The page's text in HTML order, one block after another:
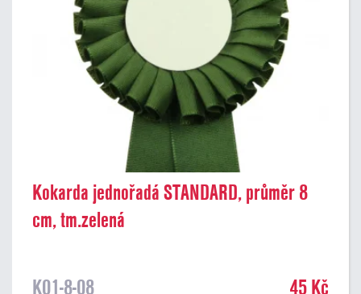
Kokarda jednořadá STANDARD, průměr 8
cm, tm.zelená
K01-8-08 45 Kč